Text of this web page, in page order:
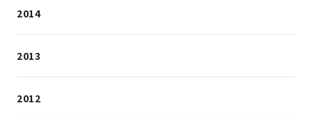
2014
2013
2012